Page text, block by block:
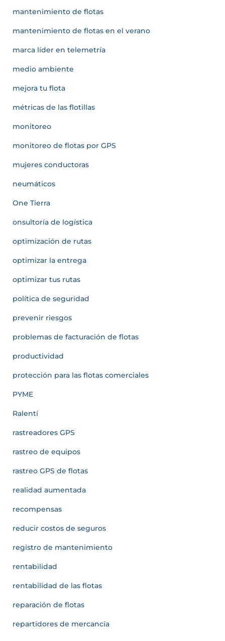
mantenimiento de flotas
mantenimiento de flotas en el verano
marca líder en telemetría
medio ambiente
mejora tu flota
métricas de las flotillas
monitoreo
monitoreo de flotas por GPS
mujeres conductoras
neumáticos
One Tierra
onsultoría de logística
optimización de rutas
optimizar la entrega
optimizar tus rutas
política de seguridad
prevenir riesgos
problemas de facturación de flotas
productividad
protección para las flotas comerciales
PYME
Ralentí
rastreadores GPS
rastreo de equipos
rastreo GPS de flotas
realidad aumentada
recompensas
reducir costos de seguros
registro de mantenimiento
rentabilidad
rentabilidad de las flotas
reparación de flotas
repartidores de mercancía